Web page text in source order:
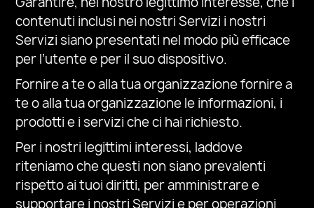
contenuti inclusi nei nostri Servizi i nostri
Servizi siano presentati nel modo più efficace
per l’utente e per il suo dispositivo.
Fornire a te o alla tua organizzazionefornire a
te o alla tua organizzazione le informazioni, i
prodotti e i servizi che ci hai richiesto.
Per i nostri legittimi interessi, laddove
riteniamo che questi non siano prevalenti
rispetto ai tuoi diritti, per amministrare e
supportare i nostri Servizi e per operazioni